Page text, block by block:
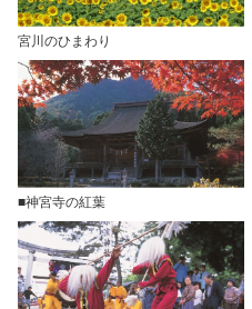
宮川のひまわり
■神宮寺の紅葉